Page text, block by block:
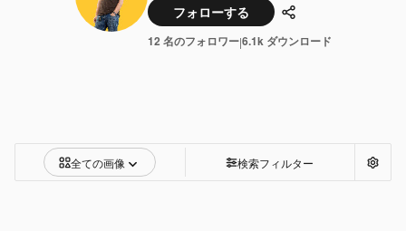
フォローする 共有
12 名のフォロワー|6.1k ダウンロード
全ての画像 検索フィルター